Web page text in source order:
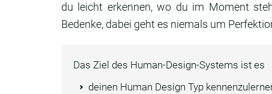
du leicht erkennen, wo du im Moment
Bedenke, dabei geht es niemals um
Das Ziel des Human-Design-Systems ist es
deinen Human Design Typ